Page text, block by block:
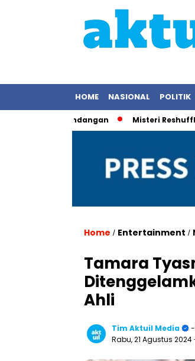
HOME NASIONAL POLITIK
Misteri Reshuffle
Home / Entertainment /
Tamara
Ahli
Tim Aktuil Media
Rabu, 21 Agustus 2024